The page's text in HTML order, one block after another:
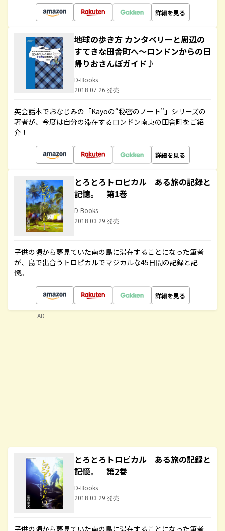
詳細を見る
地球の歩き方 カンタベリーと周辺の
すてきな田舎町へ～ロンドンからの日
帰りおさんぽガイド♪
D-Books
2018.07.26 発売
英会話本でおなじみの「Kayoの“秘密のノート”」シリーズの
著者が、今度は自分の滞在するロンドン南東の田舎町をご紹
介！
詳細を見る
とろとろトロピカル ある旅の記録と
記憶。 第1巻
D-Books
2018.03.29 発売
子供の頃から夢見ていた南の島に滞在することになった筆者
が、島で出合うトロピカルでマジカルな45日間の記録と記
憶。
詳細を見る
とろとろトロピカル ある旅の記録と
記憶。 第2巻
D-Books
2018.03.29 発売
子供の頃から夢見ていた南の島に滞在することになった筆者
AD